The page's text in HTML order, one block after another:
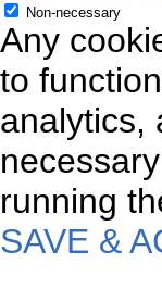
Non-necessary
Any
to
analytics,
running
SAVE &